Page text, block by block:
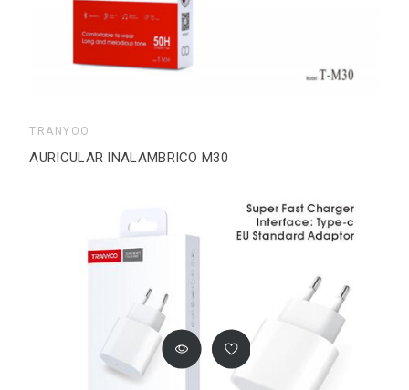
TRANYOO
AURICULAR INALAMBRICO M30